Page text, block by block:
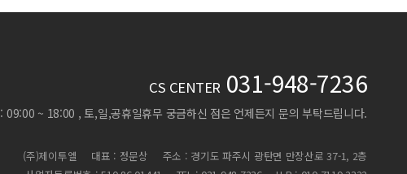
CS CENTER 031-948-7236
09:00 ~ 18:00 , 토,일,공휴일휴무 궁금하신 점은 언제든지 문의 부탁드립니다.
(주)제이투엘 대표 : 정문상
주소 : 경기도 파주시 광탄면 만장산로 37-1, 2층